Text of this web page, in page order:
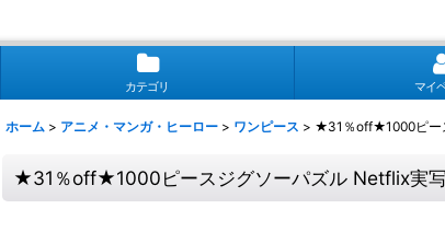
カテゴリ マイ
ホーム > アニメ・マンガ・ヒーロー > ワンピース > ★31％off★1000ピー
★31％off★1000ピースジグソーパズル Netflix実